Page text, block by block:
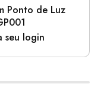
Ponto de Luz
seu login